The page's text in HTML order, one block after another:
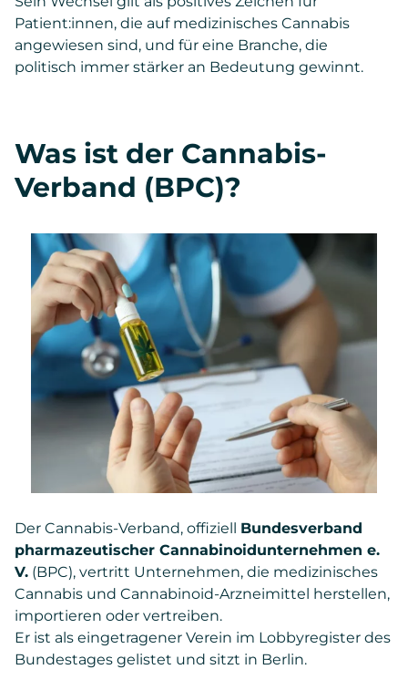
Patient:innen, die auf medizinisches Cannabis
angewiesen sind, und für eine Branche, die
politisch immer stärker an Bedeutung gewinnt.
Was ist der Cannabis-
Verband (BPC)?
Der Cannabis-Verband, offiziell Bundesverband
pharmazeutischer Cannabinoidunternehmen e.
V. (BPC), vertritt Unternehmen, die medizinisches
Cannabis und Cannabinoid-Arzneimittel herstellen,
importieren oder vertreiben.
Er ist als eingetragener Verein im Lobbyregister des
Bundestages gelistet und sitzt in Berlin.